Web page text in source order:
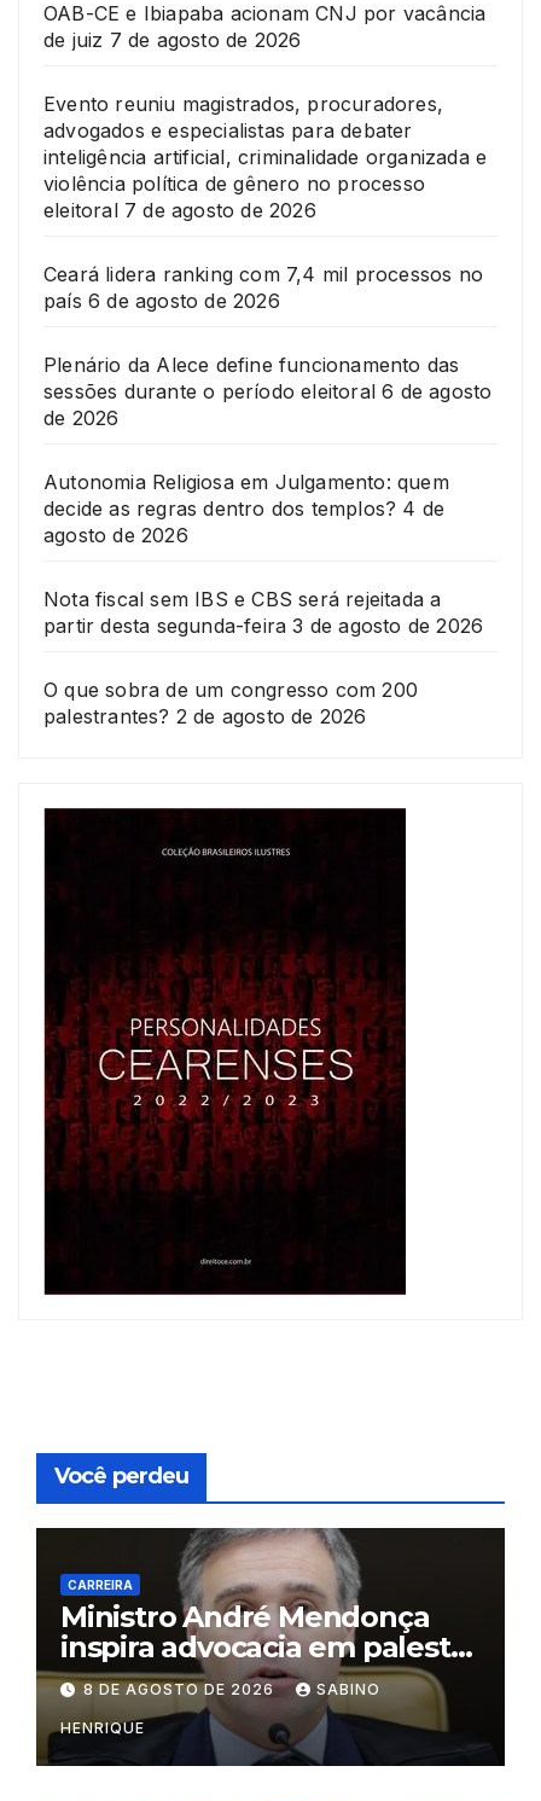
OAB-CE e Ibiapaba acionam CNJ por vacância
de juiz 7 de agosto de 2026
Evento reuniu magistrados, procuradores,
advogados e especialistas para debater
inteligência artificial, criminalidade organizada e
violência política de gênero no processo
eleitoral 7 de agosto de 2026
Ceará lidera ranking com 7,4 mil processos no
país 6 de agosto de 2026
Plenário da Alece define funcionamento das
sessões durante o período eleitoral 6 de agosto
de 2026
Autonomia Religiosa em Julgamento: quem
decide as regras dentro dos templos? 4 de
agosto de 2026
Nota fiscal sem IBS e CBS será rejeitada a
partir desta segunda-feira 3 de agosto de 2026
O que sobra de um congresso com 200
palestrantes? 2 de agosto de 2026
Você perdeu
CARREIRA
Ministro André Mendonça
inspira advocacia em palestra
na OAB do Rio
8 DE AGOSTO DE 2026 SABINO
HENRIQUE